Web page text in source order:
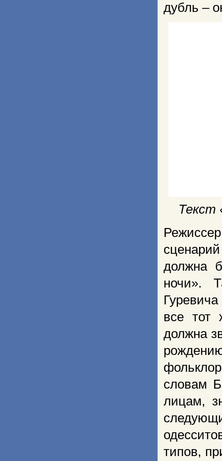
дубль –
Текст
должна
ночи».
все тот
должна
словам
лицам,
типов,